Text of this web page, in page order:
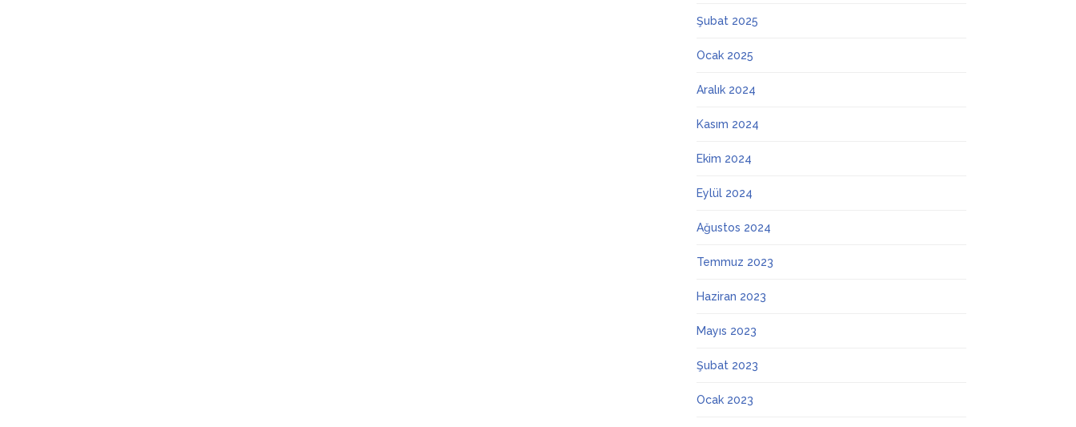
Şubat 2025
Ocak 2025
Aralık 2024
Kasım 2024
Ekim 2024
Eylül 2024
Ağustos 2024
Temmuz 2023
Haziran 2023
Mayıs 2023
Şubat 2023
Ocak 2023